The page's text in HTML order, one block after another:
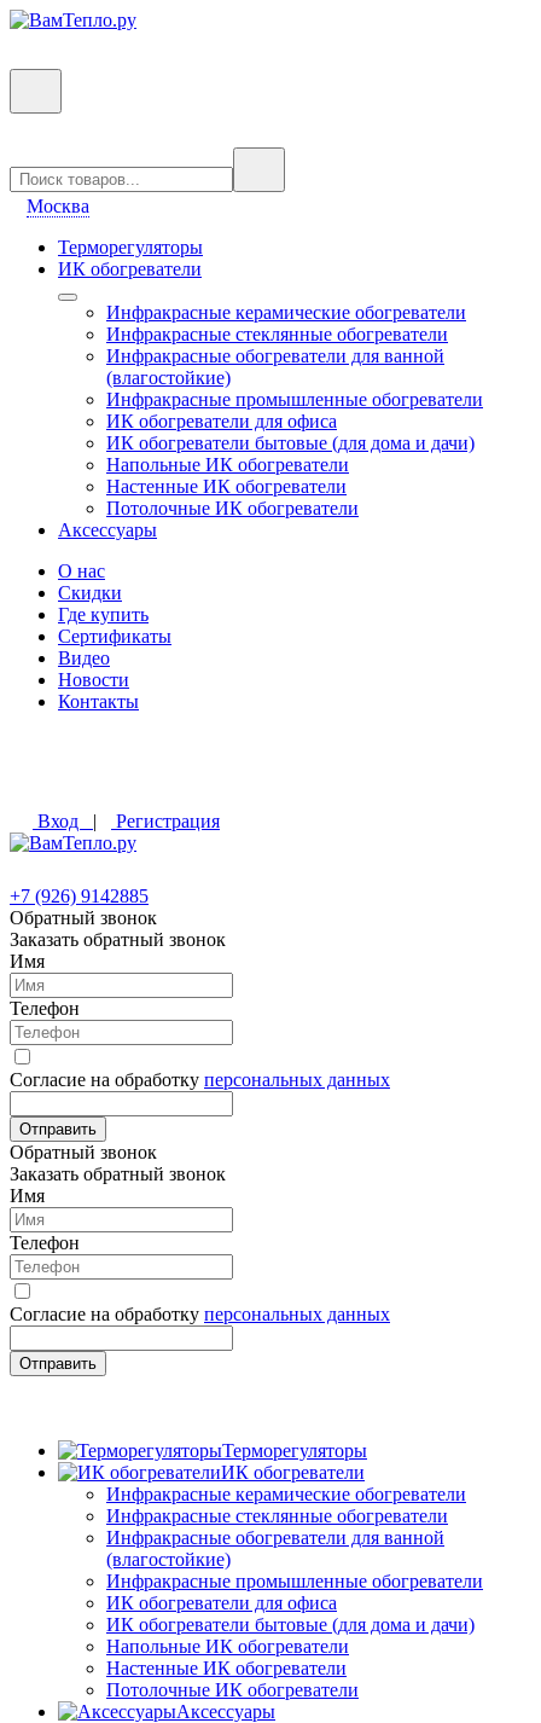
Москва
Терморегуляторы
ИК обогреватели
Инфракрасные керамические обогреватели
Инфракрасные стеклянные обогреватели
Инфракрасные обогреватели для ванной
(влагостойкие)
Инфракрасные промышленные обогреватели
ИК обогреватели для офиса
ИК обогреватели бытовые (для дома и дачи)
Напольные ИК обогреватели
Настенные ИК обогреватели
Потолочные ИК обогреватели
Аксессуары
О нас
Скидки
Где купить
Сертификаты
Видео
Новости
Контакты
Вход | Регистрация
+7 (926) 9142885
Обратный звонок
Заказать обратный звонок
Имя
Телефон
Согласие на обработку персональных данных
Отправить
Обратный звонок
Заказать обратный звонок
Имя
Телефон
Согласие на обработку персональных данных
Отправить
Терморегуляторы
ИК обогреватели
Инфракрасные керамические обогреватели
Инфракрасные стеклянные обогреватели
Инфракрасные обогреватели для ванной
(влагостойкие)
Инфракрасные промышленные обогреватели
ИК обогреватели для офиса
ИК обогреватели бытовые (для дома и дачи)
Напольные ИК обогреватели
Настенные ИК обогреватели
Потолочные ИК обогреватели
Аксессуары